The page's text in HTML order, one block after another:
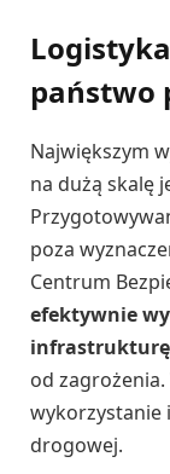
państwo
Największym
na dużą skalę
poza
Centrum
efektywnie
infrastrukturę
od
drogowej.